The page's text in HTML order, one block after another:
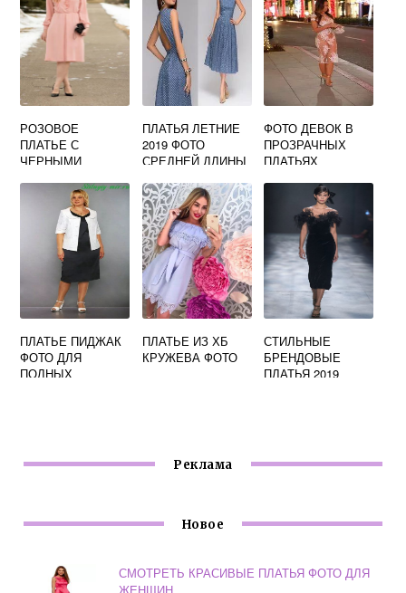
РОЗОВОЕ
ПЛАТЬЕ С
ЧЕРНЫМИ
ПЛАТЬЯ ЛЕТНИЕ
2019 ФОТО
СРЕДНЕЙ ДЛИНЫ
ФОТО ДЕВОК В
ПРОЗРАЧНЫХ
ПЛАТЬЯХ
ПЛАТЬЕ ПИДЖАК
ФОТО ДЛЯ
ПОЛНЫХ
ПЛАТЬЕ ИЗ ХБ
КРУЖЕВА ФОТО
СТИЛЬНЫЕ
БРЕНДОВЫЕ
ПЛАТЬЯ 2019
Реклама
Новое
СМОТРЕТЬ КРАСИВЫЕ ПЛАТЬЯ ФОТО ДЛЯ